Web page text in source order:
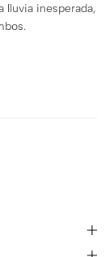
lluvia inesperada,